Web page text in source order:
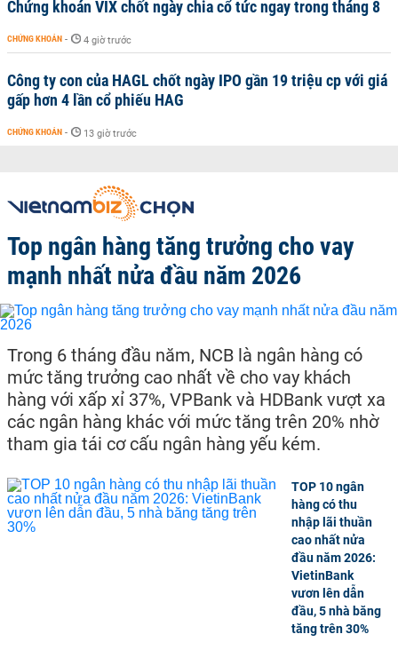
Chứng khoán VIX chốt ngày chia cổ tức ngay trong tháng 8
CHỨNG KHOÁN - 4 giờ trước
Công ty con của HAGL chốt ngày IPO gần 19 triệu cp với giá
gấp hơn 4 lần cổ phiếu HAG
CHỨNG KHOÁN - 13 giờ trước
Top ngân hàng tăng trưởng cho vay
mạnh nhất nửa đầu năm 2026
Trong 6 tháng đầu năm, NCB là ngân hàng có
mức tăng trưởng cao nhất về cho vay khách
hàng với xấp xỉ 37%, VPBank và HDBank vượt xa
các ngân hàng khác với mức tăng trên 20% nhờ
tham gia tái cơ cấu ngân hàng yếu kém.
TOP 10 ngân
hàng có thu
nhập lãi thuần
cao nhất nửa
đầu năm 2026:
VietinBank
vươn lên dẫn
đầu, 5 nhà băng
tăng trên 30%